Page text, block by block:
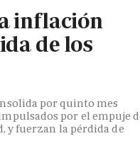
inflación
de los
por quinto mes
por el empuje
y fuerzan la pérdida de